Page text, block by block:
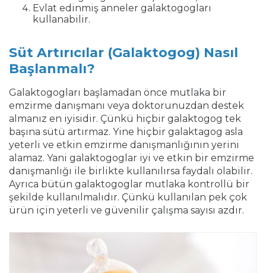
Evlat edinmiş anneler galaktogogları
kullanabilir.
Süt Artırıcılar (Galaktogog) Nasıl
Başlanmalı?
Galaktogogları başlamadan önce mutlaka bir
emzirme danışmanı veya doktorunuzdan destek
almanız en iyisidir. Çünkü hiçbir galaktogog tek
başına sütü artırmaz. Yine hiçbir galaktagog asla
yeterli ve etkin emzirme danışmanlığının yerini
alamaz. Yani galaktogoglar iyi ve etkin bir emzirme
danışmanlığı ile birlikte kullanılırsa faydalı olabilir.
Ayrıca bütün galaktogoglar mutlaka kontrollü bir
şekilde kullanılmalıdır. Çünkü kullanılan pek çok
ürün için yeterli ve güvenilir çalışma sayısı azdır.